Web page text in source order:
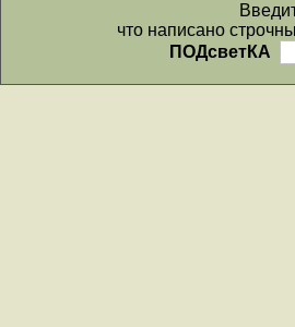
что написано
ПОДсветКА